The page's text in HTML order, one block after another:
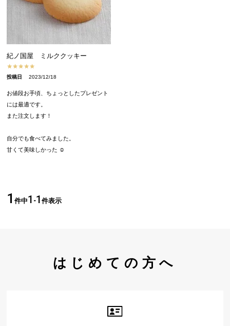
紀ノ国屋 ミルククッキー
投稿日 2023/12/18
お値段お手頃、ちょっとしたプレゼント
には最適です。
また注文します！
自分でも食べてみました。
甘くて美味しかった ☺
1 件中1 -1 件表示
はじめての方へ